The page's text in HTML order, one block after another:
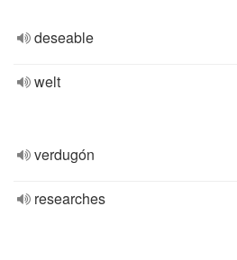
deseable
welt
verdugón
researches